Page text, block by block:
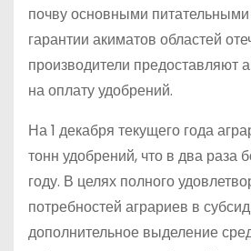
почву основными
гарантии акиматов областей
производители предоставляют
на оплату удобрений.
На 1 декабря текущего года
тонн удобрений, что в два раза
году. В целях полного
потребностей аграриев в
дополнительное выделение